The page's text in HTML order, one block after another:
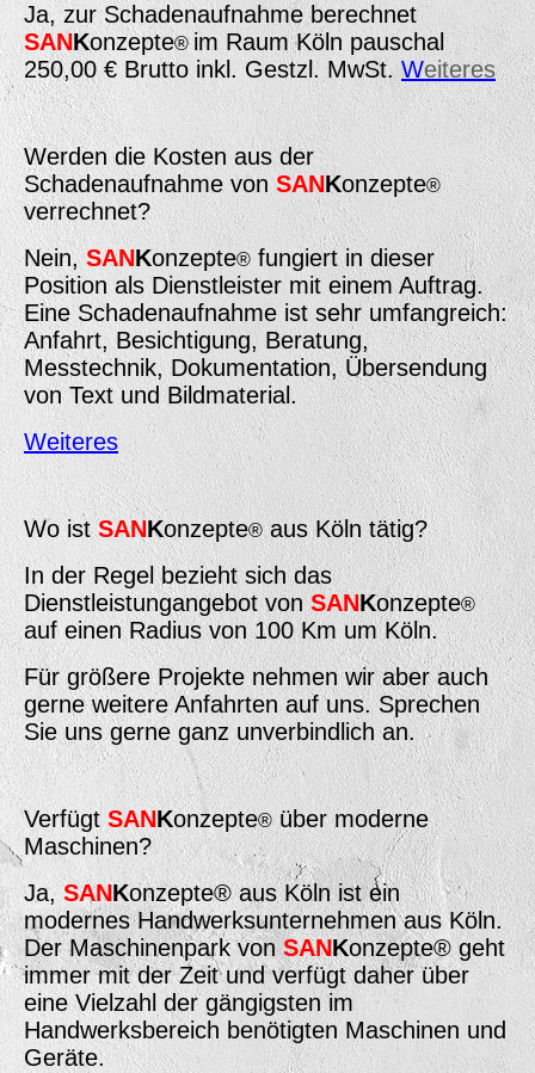
Ja, zur Schadenaufnahme berechnet
SANKonzepte®im Raum Köln pauschal
250,00 € Brutto inkl. Gestzl. MwSt. Weiteres
Werden die Kosten aus der
Schadenaufnahme von SANKonzepte®
verrechnet?
Nein,SANKonzepte® fungiert in dieser
Position als Dienstleister mit einem Auftrag.
Eine Schadenaufnahme ist sehr umfangreich:
Anfahrt, Besichtigung, Beratung,
Messtechnik, Dokumentation, Übersendung
von Text und Bildmaterial.
Weiteres
Wo istSANKonzepte®aus Köln tätig?
In der Regel bezieht sich das
Dienstleistungangebot vonSANKonzepte®
auf einen Radius von 100 Km um Köln.
Für größere Projekte nehmen wir aber auch
gerne weitere Anfahrten auf uns. Sprechen
Sie uns gerne ganz unverbindlich an.
Verfügt SANKonzepte®über moderne
Maschinen?
Ja,SANKonzepte® aus Köln ist ein
modernes Handwerksunternehmen aus Köln.
Der Maschinenpark vonSANKonzepte® geht
immer mit der Zeit und verfügt daher über
eine Vielzahl der gängigsten im
Handwerksbereich benötigten Maschinen und
Geräte.